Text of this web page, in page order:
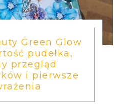
Green Glow
pudełka,
przegląd
i pierwsze